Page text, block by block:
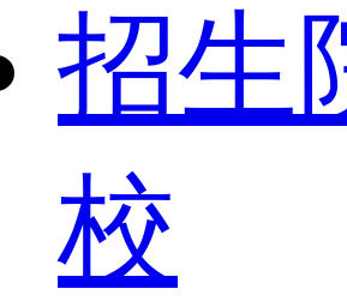
招生
校